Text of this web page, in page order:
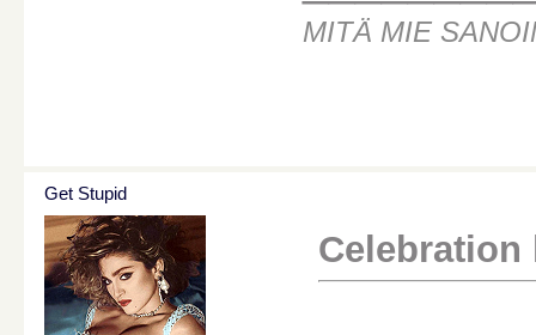
MITÄ MIE
Get Stupid